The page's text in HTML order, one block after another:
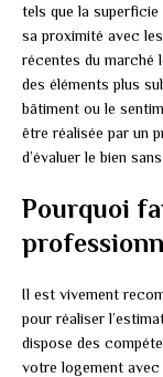
tels que la
sa proximité avec
récentes du marché
des éléments plus
bâtiment ou le
être réalisée par un
d’évaluer le bien
Pourquoi
Il est vivement
pour réaliser
dispose des
votre logement